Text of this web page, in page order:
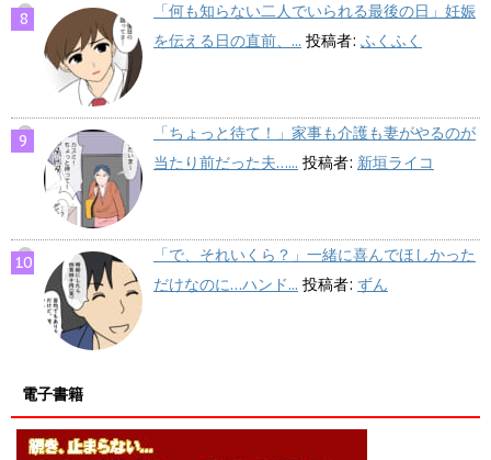
「何も知らない二人でいられる最後の日」妊娠
を伝える日の直前、... 投稿者: ふくふく
「ちょっと待て！」家事も介護も妻がやるのが
当たり前だった夫…... 投稿者: 新垣ライコ
「で、それいくら？」一緒に喜んでほしかった
だけなのに…ハンド... 投稿者: ずん
電子書籍